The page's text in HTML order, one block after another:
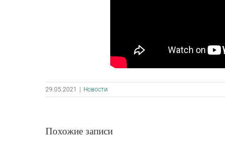
29.05.2021 Новости
Похожие записи